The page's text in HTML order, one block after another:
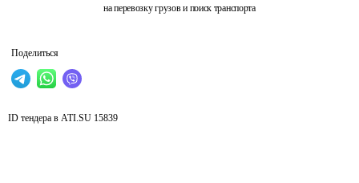
на перевозку грузов и поиск транспорта
Поделиться
ID тендера в ATI.SU 15839